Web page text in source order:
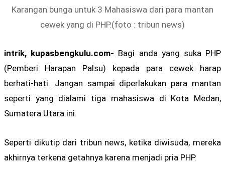
Karangan bunga untuk 3 Mahasiswa dari para mantan
cewek yang di PHP.(foto : tribun news)
intrik, kupasbengkulu.com- Bagi anda yang suka PHP
(Pemberi Harapan Palsu) kepada para cewek harap
berhati-hati. Jangan sampai diperlakukan para mantan
seperti yang dialami tiga mahasiswa di Kota Medan,
Sumatera Utara ini.
Seperti dikutip dari tribun news, ketika diwisuda, mereka
akhirnya terkena getahnya karena menjadi pria PHP.